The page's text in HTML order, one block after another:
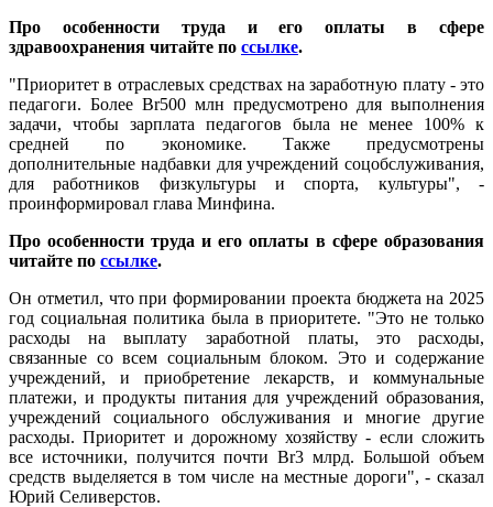
Про особенности труда и его оплаты в сфере
здравоохранения читайте по ссылке.
"Приоритет в отраслевых средствах на заработную плату - это
педагоги. Более Br500 млн предусмотрено для выполнения
задачи, чтобы зарплата педагогов была не менее 100% к
средней по экономике. Также предусмотрены
дополнительные надбавки для учреждений соцобслуживания,
для работников физкультуры и спорта, культуры", -
проинформировал глава Минфина.
Про особенности труда и его оплаты в сфере образования
читайте по ссылке.
Он отметил, что при формировании проекта бюджета на 2025
год социальная политика была в приоритете. "Это не только
расходы на выплату заработной платы, это расходы,
связанные со всем социальным блоком. Это и содержание
учреждений, и приобретение лекарств, и коммунальные
платежи, и продукты питания для учреждений образования,
учреждений социального обслуживания и многие другие
расходы. Приоритет и дорожному хозяйству - если сложить
все источники, получится почти Br3 млрд. Большой объем
средств выделяется в том числе на местные дороги", - сказал
Юрий Селиверстов.